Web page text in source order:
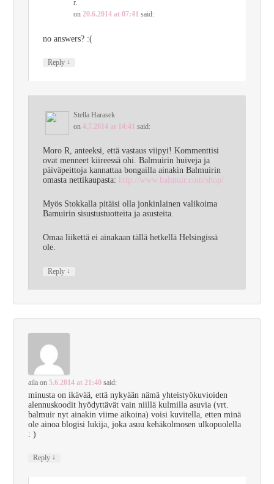
r.
on 20.6.2014 at 07:41 said:
no answers? :(
Reply ↓
Stella Harasek
on 4.7.2014 at 14:41 said:
Moro R, anteeksi, että vastaus viipyi! Kommenttisi
ovat menneet kiireessä ohi. Balmuirin huiveja ja
päiväpeittoja kannattaa bongailla ainakin Balmuirin
omasta nettikaupasta: http://www.balmuir.com/shop/
Myös Stokkalla pitäisi olla jonkinlainen valikoima
Bamuirin sisustustuotteita ja asusteita.
Omaa liikettä ei ainakaan tällä hetkellä Helsingissä
ole.
Reply ↓
aila on5.6.2014 at 21:40 said:
minusta on ikävää, että nykyään nämä yhteistyökuvioiden
alennuskoodit hyödyttävät vain niillä kulmilla asuvia (vrt.
balmuir nyt ainakin viime aikoina) voisi kuvitella, etten minä
ole ainoa blogisi lukija, joka asuu kehäkolmosen ulkopuolella
: )
Reply ↓